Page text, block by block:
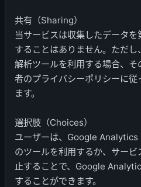
共有（Sharing）
当サービスは収集したデータ
することはありません。ただ
解析ツールを利用する場合、
者のプライバシーポリシーに従
ます。
選択肢（Choices）
ユーザーは、Google Analytics
のツールを利用するか、サー
止することで、Google
することができます。